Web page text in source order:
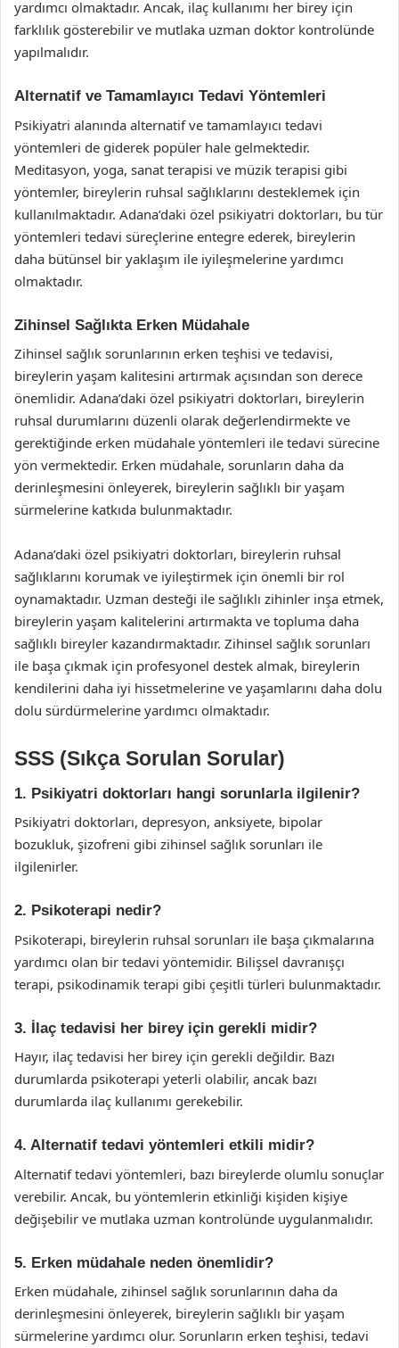
yardımcı olmaktadır. Ancak, ilaç kullanımı her birey için
farklılık gösterebilir ve mutlaka uzman doktor kontrolünde
yapılmalıdır.
Alternatif ve Tamamlayıcı Tedavi Yöntemleri
Psikiyatri alanında alternatif ve tamamlayıcı tedavi
yöntemleri de giderek popüler hale gelmektedir.
Meditasyon, yoga, sanat terapisi ve müzik terapisi gibi
yöntemler, bireylerin ruhsal sağlıklarını desteklemek için
kullanılmaktadır. Adana’daki özel psikiyatri doktorları, bu tür
yöntemleri tedavi süreçlerine entegre ederek, bireylerin
daha bütünsel bir yaklaşım ile iyileşmelerine yardımcı
olmaktadır.
Zihinsel Sağlıkta Erken Müdahale
Zihinsel sağlık sorunlarının erken teşhisi ve tedavisi,
bireylerin yaşam kalitesini artırmak açısından son derece
önemlidir. Adana’daki özel psikiyatri doktorları, bireylerin
ruhsal durumlarını düzenli olarak değerlendirmekte ve
gerektiğinde erken müdahale yöntemleri ile tedavi sürecine
yön vermektedir. Erken müdahale, sorunların daha da
derinleşmesini önleyerek, bireylerin sağlıklı bir yaşam
sürmelerine katkıda bulunmaktadır.
Adana’daki özel psikiyatri doktorları, bireylerin ruhsal
sağlıklarını korumak ve iyileştirmek için önemli bir rol
oynamaktadır. Uzman desteği ile sağlıklı zihinler inşa etmek,
bireylerin yaşam kalitelerini artırmakta ve topluma daha
sağlıklı bireyler kazandırmaktadır. Zihinsel sağlık sorunları
ile başa çıkmak için profesyonel destek almak, bireylerin
kendilerini daha iyi hissetmelerine ve yaşamlarını daha dolu
dolu sürdürmelerine yardımcı olmaktadır.
SSS (Sıkça Sorulan Sorular)
1. Psikiyatri doktorları hangi sorunlarla ilgilenir?
Psikiyatri doktorları, depresyon, anksiyete, bipolar
bozukluk, şizofreni gibi zihinsel sağlık sorunları ile
ilgilenirler.
2. Psikoterapi nedir?
Psikoterapi, bireylerin ruhsal sorunları ile başa çıkmalarına
yardımcı olan bir tedavi yöntemidir. Bilişsel davranışçı
terapi, psikodinamik terapi gibi çeşitli türleri bulunmaktadır.
3. İlaç tedavisi her birey için gerekli midir?
Hayır, ilaç tedavisi her birey için gerekli değildir. Bazı
durumlarda psikoterapi yeterli olabilir, ancak bazı
durumlarda ilaç kullanımı gerekebilir.
4. Alternatif tedavi yöntemleri etkili midir?
Alternatif tedavi yöntemleri, bazı bireylerde olumlu sonuçlar
verebilir. Ancak, bu yöntemlerin etkinliği kişiden kişiye
değişebilir ve mutlaka uzman kontrolünde uygulanmalıdır.
5. Erken müdahale neden önemlidir?
Erken müdahale, zihinsel sağlık sorunlarının daha da
derinleşmesini önleyerek, bireylerin sağlıklı bir yaşam
sürmelerine yardımcı olur. Sorunların erken teşhisi, tedavi